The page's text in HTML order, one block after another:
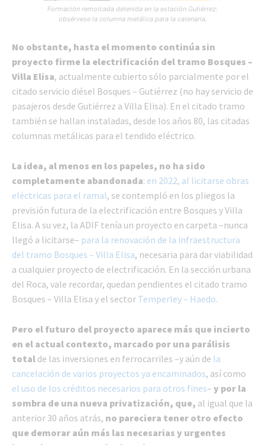
Formación remolcada detenida en la estación Gutiérrez:
obsérvese la columna metálica para la catenaria.
No obstante, hasta el momento continúa sin
proyecto firme la electrificación del tramo Bosques –
Villa Elisa, actualmente cubierto sólo parcialmente por el
citado servicio diésel Bosques – Gutiérrez (no hay servicio de
pasajeros desde Gutiérrez a Villa Elisa). En el citado tramo
también se hallan instaladas, desde los años 80, las citadas
columnas metálicas para el tendido eléctrico.
La idea, al menos en los papeles, no ha sido
completamente abandonada: en 2022, al licitarse obras
eléctricas para el ramal, se contempló en los pliegos la
previsión futura de la electrificación entre Bosques y Villa
Elisa. A su vez, la ADIF tenía un proyecto en carpeta –nunca
llegó a licitarse– para la renovación de la infraestructura
del tramo Bosques – Villa Elisa, necesaria para dar viabilidad
a cualquier proyecto de electrificación. En la sección urbana
del Roca, vale recordar, quedan pendientes el citado tramo
Bosques – Villa Elisa y el sector Temperley – Haedo.
Pero el futuro del proyecto aparece más que incierto
en el actual contexto, marcado por una parálisis
total de las inversiones en ferrocarriles –y aún de la
cancelación de varios proyectos ya encaminados, así como
el uso de los créditos necesarios para otros fines– y por la
sombra de una nueva privatización, que, al igual que la
anterior 30 años atrás, no pareciera tener otro efecto
que demorar aún más las necesarias y urgentes